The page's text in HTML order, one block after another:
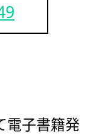
電子書籍発